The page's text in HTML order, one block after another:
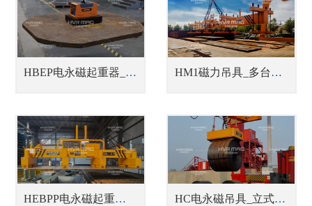
HBEP电永磁起重器_蓄电池式钢板吊具 HM1磁力吊具_多台联吊中厚钢板吊具
HEBPP电永磁起重器_蓄电池式单张钢板吊具 HC电永磁吊具_立式/卧式钢带卷吊具